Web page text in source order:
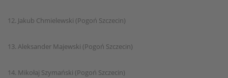
12. Jakub Chmielewski (Pogoń Szczecin)
13. Aleksander Majewski (Pogoń Szczecin)
14. Mikołaj Szymański (Pogoń Szczecin)